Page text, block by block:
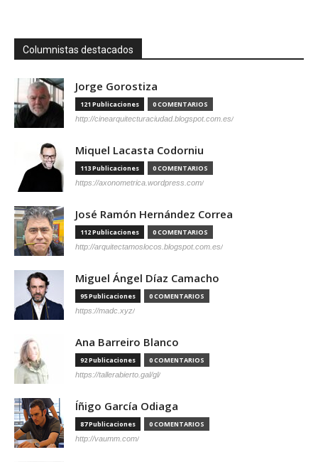
Columnistas destacados
Jorge Gorostiza
121 Publicaciones 0 COMENTARIOS
http://cinearquitecturaciudad.blogspot.com.es/
Miquel Lacasta Codorniu
113 Publicaciones 0 COMENTARIOS
https://axonometrica.wordpress.com/
José Ramón Hernández Correa
112 Publicaciones 0 COMENTARIOS
http://arquitectamoslocos.blogspot.com.es/
Miguel Ángel Díaz Camacho
95 Publicaciones 0 COMENTARIOS
https://madc.xyz/
Ana Barreiro Blanco
92 Publicaciones 0 COMENTARIOS
https://tallerabierto.gal/gl/
Íñigo García Odiaga
87 Publicaciones 0 COMENTARIOS
http://vaumm.com/